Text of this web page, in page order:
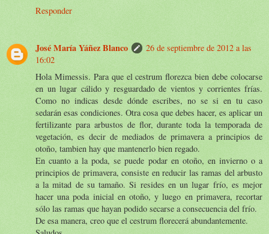
Responder
José María Yáñez Blanco
26 de septiembre de 2012 a las
16:02
Hola Mimessis. Para que el cestrum florezca bien debe colocarse
en un lugar cálido y resguardado de vientos y corrientes frías.
Como no indicas desde dónde escribes, no se si en tu caso
sedarán esas condiciones. Otra cosa que debes hacer, es aplicar un
fertilizante para arbustos de flor, durante toda la temporada de
vegetación, es decir de mediados de primavera a principios de
otoño, tambien hay que mantenerlo bien regado.
En cuanto a la poda, se puede podar en otoño, en invierno o a
principios de primavera, consiste en reducir las ramas del arbusto
a la mitad de su tamaño. Si resides en un lugar frío, es mejor
hacer una poda inicial en otoño, y luego en primavera, recortar
sólo las ramas que hayan podido secarse a consecuencia del frío.
De esa manera, creo que el cestrum florecerá abundantemente.